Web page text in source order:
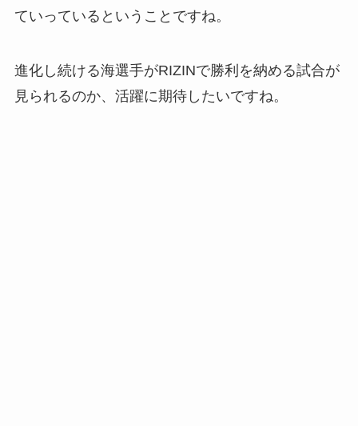
ていっているということですね。
進化し続ける海選手がRIZINで勝利を納める試合が
見られるのか、活躍に期待したいですね。